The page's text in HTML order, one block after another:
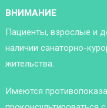
ВНИМАНИЕ
Пациенты, взрослые и
наличии санаторно-
жительства.
Имеются